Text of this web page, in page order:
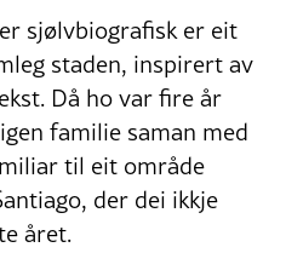
sjølvbiografisk er eit
staden, inspirert av
Då ho var fire år
familie saman med
til eit område
der dei ikkje
året.